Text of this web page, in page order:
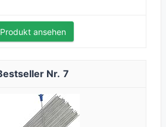
Produkt ansehen
7